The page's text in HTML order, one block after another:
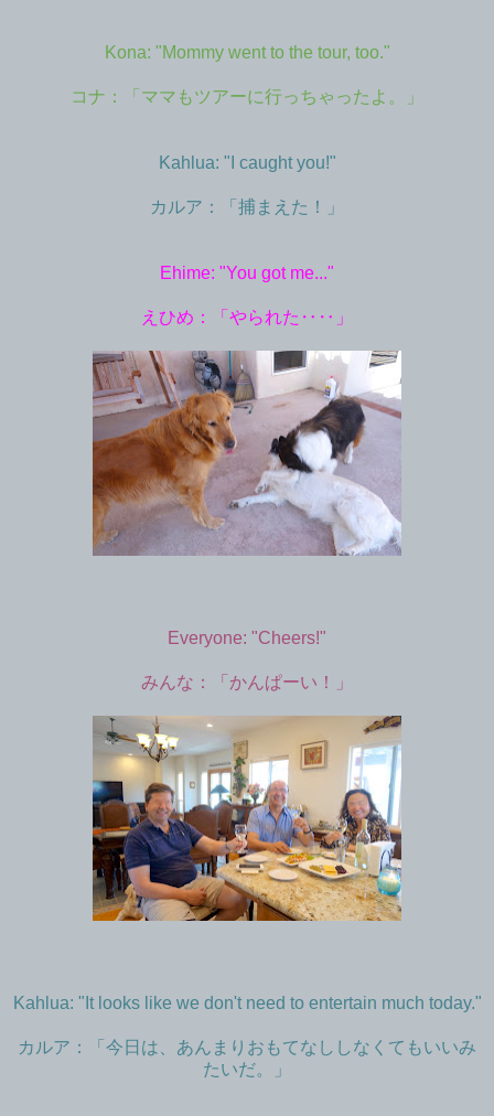
Kona: "Mommy went to the tour, too."
コナ：「ママもツアーに行っちゃったよ。」
Kahlua: "I caught you!"
カルア：「捕まえた！」
Ehime: "You got me..."
えひめ：「やられた‥‥」
Everyone: "Cheers!"
みんな：「かんぱーい！」
Kahlua: "It looks like we don't need to entertain much today."
カルア：「今日は、あんまりおもてなししなくてもいいみ
たいだ。」